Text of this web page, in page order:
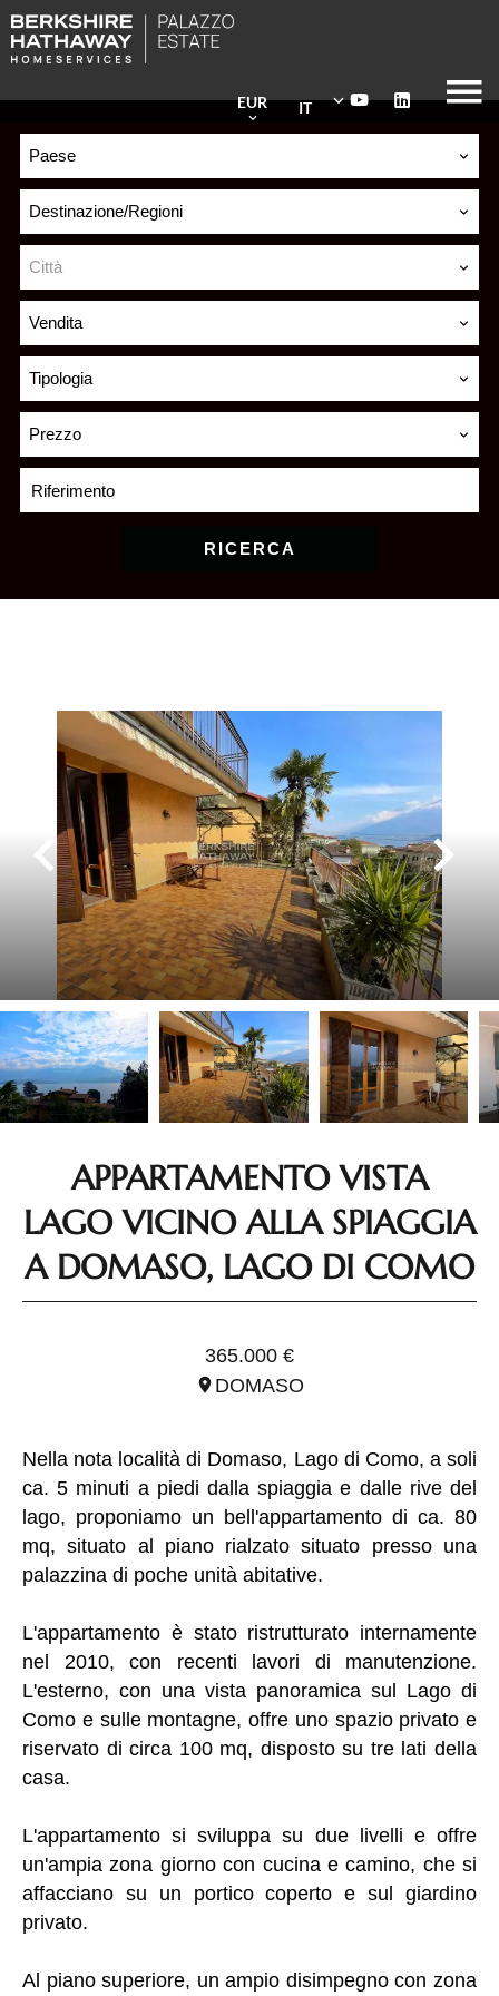
IT
EUR
Paese
Destinazione/Regioni
Città
Vendita
Tipologia
Prezzo
RICERCA
APPARTAMENTO VISTA
LAGO VICINO ALLA SPIAGGIA
A DOMASO, LAGO DI COMO
365.000 €
DOMASO
Nella nota località di Domaso, Lago di Como, a soli
ca. 5 minuti a piedi dalla spiaggia e dalle rive del
lago, proponiamo un bell'appartamento di ca. 80
mq, situato al piano rialzato situato presso una
palazzina di poche unità abitative.
L'appartamento è stato ristrutturato internamente
nel 2010, con recenti lavori di manutenzione.
L'esterno, con una vista panoramica sul Lago di
Como e sulle montagne, offre uno spazio privato e
riservato di circa 100 mq, disposto su tre lati della
casa.
L'appartamento si sviluppa su due livelli e offre
un'ampia zona giorno con cucina e camino, che si
affacciano su un portico coperto e sul giardino
privato.
Al piano superiore, un ampio disimpegno con zona